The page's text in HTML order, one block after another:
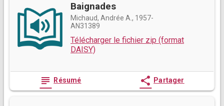
Baignades
Michaud, Andrée A., 1957-
AN31389
Télécharger le fichier zip (format
DAISY)
subject Résumé share Partager